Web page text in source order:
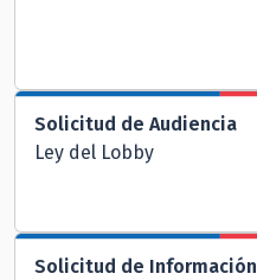
Solicitud de Audiencia
Ley del Lobby
Solicitud de Información